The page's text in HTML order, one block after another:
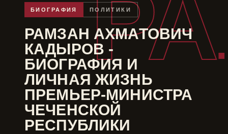
РА
БИОГРАФИЯ ПОЛИТИКИ
РАМЗАН АХМАТОВИЧ
КАДЫРОВ -
БИОГРАФИЯ И
ЛИЧНАЯ ЖИЗНЬ
ПРЕМЬЕР-МИНИСТРА
ЧЕЧЕНСКОЙ
РЕСПУБЛИКИ